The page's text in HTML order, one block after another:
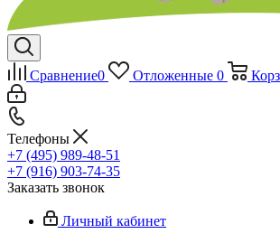
Сравнение0 Отложенные 0
Телефоны
+7 (495) 989-48-51
+7 (916) 903-74-35
Заказать звонок
Личный кабинет